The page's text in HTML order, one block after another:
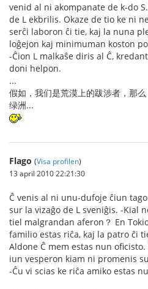
venid al ni akompanate de k-do
de L ekbrilis. Okaze de tio ke ni
serĉi laboron ĉi tie, kaj la nuna
loĝejon kaj minimuman koston
-Ĉion L malkaŝe diris al Ĉ,
doni helpon.
...
假如，我们是荒漠上的跋涉者，那
绿洲...
Flago (Visa profilen)
13 april 2010 22:21:30
Ĉ venis al ni unu-dufoje ĉiun
sur la vizaĝo de L sveniĝis. -Kial
tiel malgrandan aferon？ En
familio estas riĉa, kaj la patro ĉi
Aldone Ĉ mem estas nun
iun vesperon kiam ni promenis
-Ĉu vi scias ke riĉa amiko estas